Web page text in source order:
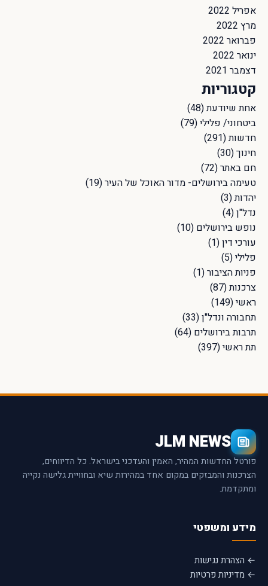
אפריל 2022
מרץ 2022
פברואר 2022
ינואר 2022
דצמבר 2021
קטגוריות
אחת שיודעת(48)
ביטחוני/ פלילי(79)
חדשות(291)
חינוך(30)
חם באתר(72)
טעימה בירושלים- מדור האוכל של העיר(19)
יהדות(3)
נדל"ן(4)
נופש בירושלים (10)
עורכי דין(1)
פלילי(5)
פניות הציבור(1)
צרכנות(87)
ראשי(149)
תחבורה ונדל"ן(33)
תרבות בירושלים (64)
תת ראשי(397)
JLM NEWS
פורטל החדשות המהיר, האמין והעדכני בישראל. כל הדיווחים,
הצרכנות והמבזקים במקום אחד במהירות שיא ובחוויית גלישה נקייה
ומתקדמת.
מידע ומשפטי
← הצהרת נגישות
← מדיניות פרטיות